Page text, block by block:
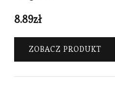
8.89zł
ZOBACZ PRODUKT